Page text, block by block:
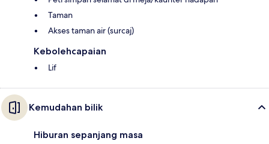
Taman
Akses taman air (surcaj)
Kebolehcapaian
Lif
Kemudahan bilik
Hiburan sepanjang masa